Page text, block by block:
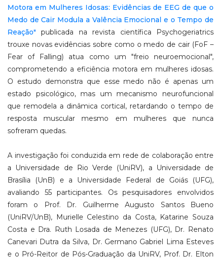
Motora em Mulheres Idosas: Evidências de EEG de que o
Medo de Cair Modula a Valência Emocional e o Tempo de
Reação" publicada na revista científica Psychogeriatrics
trouxe novas evidências sobre como o medo de cair (FoF –
Fear of Falling) atua como um "freio neuroemocional",
comprometendo a eficiência motora em mulheres idosas.
O estudo demonstra que esse medo não é apenas um
estado psicológico, mas um mecanismo neurofuncional
que remodela a dinâmica cortical, retardando o tempo de
resposta muscular mesmo em mulheres que nunca
sofreram quedas.
A investigação foi conduzida em rede de colaboração entre
a Universidade de Rio Verde (UniRV), a Universidade de
Brasília (UnB) e a Universidade Federal de Goiás (UFG),
avaliando 55 participantes. Os pesquisadores envolvidos
foram o Prof. Dr. Guilherme Augusto Santos Bueno
(UniRV/UnB), Murielle Celestino da Costa, Katarine Souza
Costa e Dra. Ruth Losada de Menezes (UFG), Dr. Renato
Canevari Dutra da Silva, Dr. Germano Gabriel Lima Esteves
e o Pró-Reitor de Pós-Graduação da UniRV, Prof. Dr. Elton